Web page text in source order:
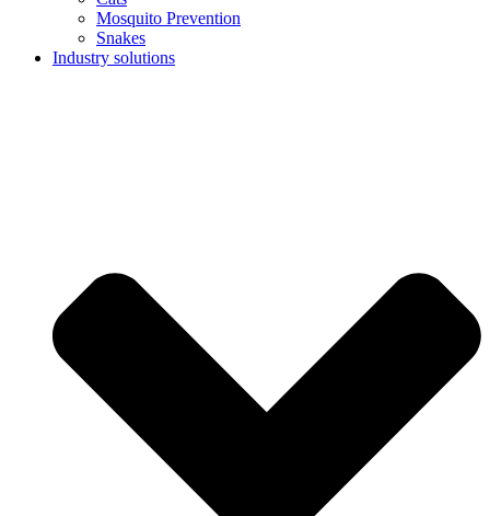
Mosquito Prevention
Snakes
Industry solutions